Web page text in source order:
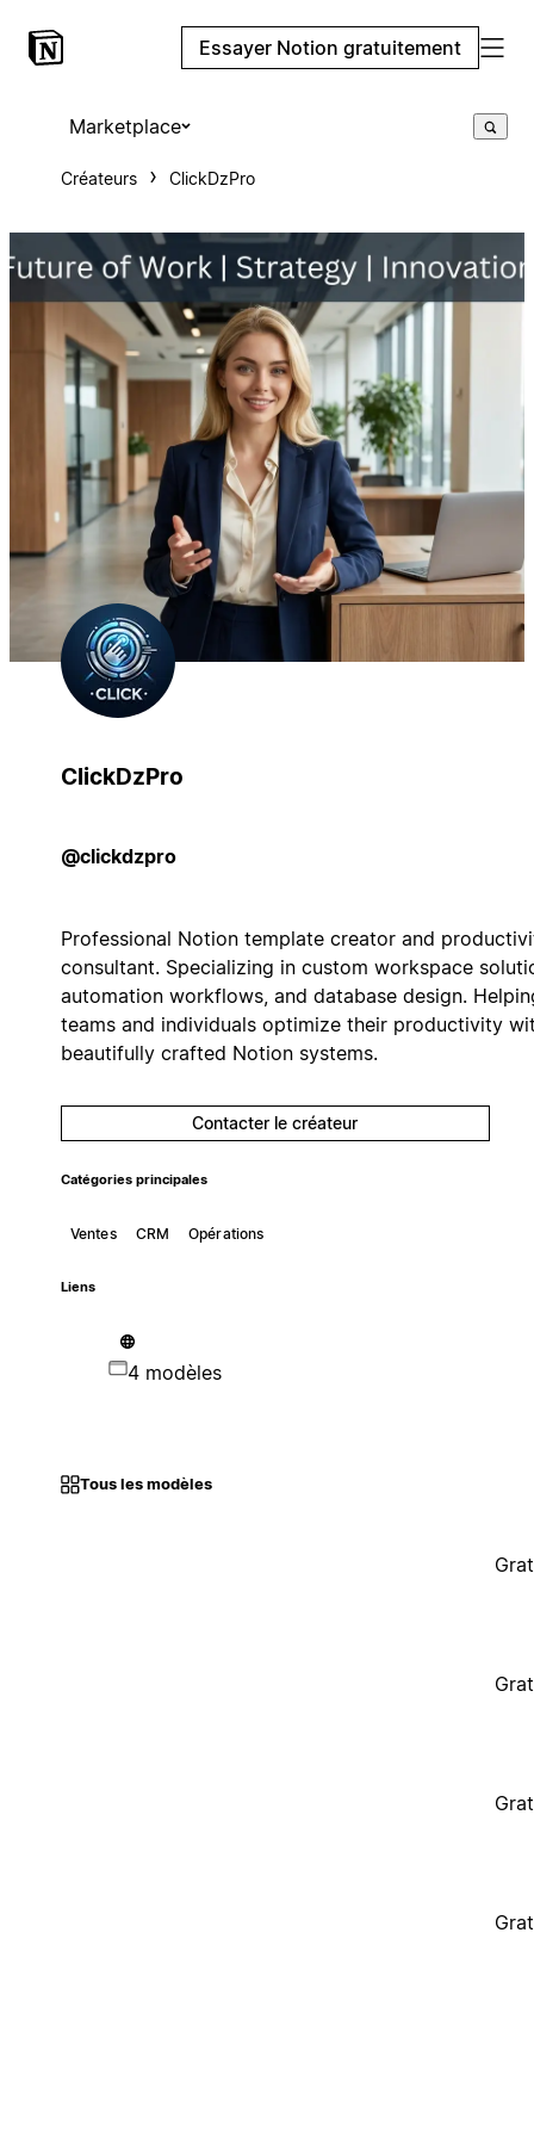
Essayer Notion gratuitement
Marketplace
Créateurs ClickDzPro
ClickDzPro
@clickdzpro
Professional Notion template creator and
consultant. Specializing in custom workspace
automation workflows, and database design.
teams and individuals optimize their productivity
beautifully crafted Notion systems.
Contacter le créateur
Catégories principales
Ventes CRM Opérations
Liens
4 modèles
Tous les modèles